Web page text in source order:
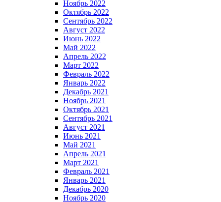
Ноябрь 2022
Октябрь 2022
Сентябрь 2022
Август 2022
Июнь 2022
Май 2022
Апрель 2022
Март 2022
Февраль 2022
Январь 2022
Декабрь 2021
Ноябрь 2021
Октябрь 2021
Сентябрь 2021
Август 2021
Июнь 2021
Май 2021
Апрель 2021
Март 2021
Февраль 2021
Январь 2021
Декабрь 2020
Ноябрь 2020